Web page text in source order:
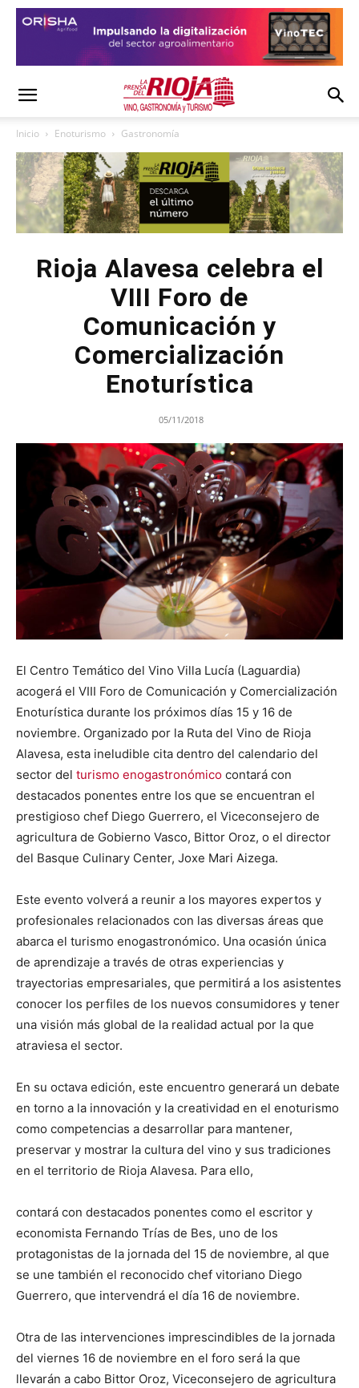
Inicio Enoturismo Gastronomía
Rioja Alavesa celebra el
VIII Foro de
Comunicación y
Comercialización
Enoturística
05/11/2018
El Centro Temático del Vino Villa Lucía (Laguardia)
acogerá el VIII Foro de Comunicación y Comercialización
Enoturística durante los próximos días 15 y 16 de
noviembre. Organizado por la Ruta del Vino de Rioja
Alavesa, esta ineludible cita dentro del calendario del
sector del turismo enogastronómico contará con
destacados ponentes entre los que se encuentran el
prestigioso chef Diego Guerrero, el Viceconsejero de
agricultura de Gobierno Vasco, Bittor Oroz, o el director
del Basque Culinary Center, Joxe Mari Aizega.
Este evento volverá a reunir a los mayores expertos y
profesionales relacionados con las diversas áreas que
abarca el turismo enogastronómico. Una ocasión única
de aprendizaje a través de otras experiencias y
trayectorias empresariales, que permitirá a los asistentes
conocer los perfiles de los nuevos consumidores y tener
una visión más global de la realidad actual por la que
atraviesa el sector.
En su octava edición, este encuentro generará un debate
en torno a la innovación y la creatividad en el enoturismo
como competencias a desarrollar para mantener,
preservar y mostrar la cultura del vino y sus tradiciones
en el territorio de Rioja Alavesa. Para ello,
contará con destacados ponentes como el escritor y
economista Fernando Trías de Bes, uno de los
protagonistas de la jornada del 15 de noviembre, al que
se une también el reconocido chef vitoriano Diego
Guerrero, que intervendrá el día 16 de noviembre.
Otra de las intervenciones imprescindibles de la jornada
del viernes 16 de noviembre en el foro será la que
llevarán a cabo Bittor Oroz, Viceconsejero de agricultura